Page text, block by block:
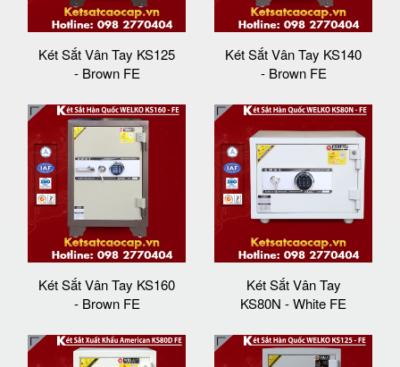
Két Sắt Vân Tay KS125
- Brown FE
Két Sắt Vân Tay KS140
- Brown FE
Két Sắt Vân Tay KS160
- Brown FE
Két Sắt Vân Tay
KS80N - White FE